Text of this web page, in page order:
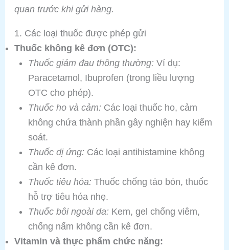
quan trước khi gửi hàng.
1. Các loại thuốc được phép gửi
Thuốc không kê đơn (OTC):
Thuốc giảm đau thông thường:Ví dụ:
Paracetamol, Ibuprofen (trong liều lượng
OTC cho phép).
Thuốc ho và cảm:Các loại thuốc ho, cảm
không chứa thành phần gây nghiện hay kiểm
soát.
Thuốc dị ứng:Các loại antihistamine không
cần kê đơn.
Thuốc tiêu hóa:Thuốc chống táo bón, thuốc
hỗ trợ tiêu hóa nhẹ.
Thuốc bôi ngoài da:Kem, gel chống viêm,
chống nấm không cần kê đơn.
Vitamin và thực phẩm chức năng: